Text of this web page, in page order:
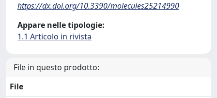
https://dx.doi.org/10.3390/molecules25214990
Appare nelle tipologie:
1.1 Articolo in rivista
File in questo prodotto:
File